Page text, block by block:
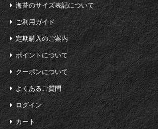
海苔のサイズ表記について
ご利用ガイド
定期購入のご案内
ポイントについて
クーポンについて
よくあるご質問
ログイン
カート